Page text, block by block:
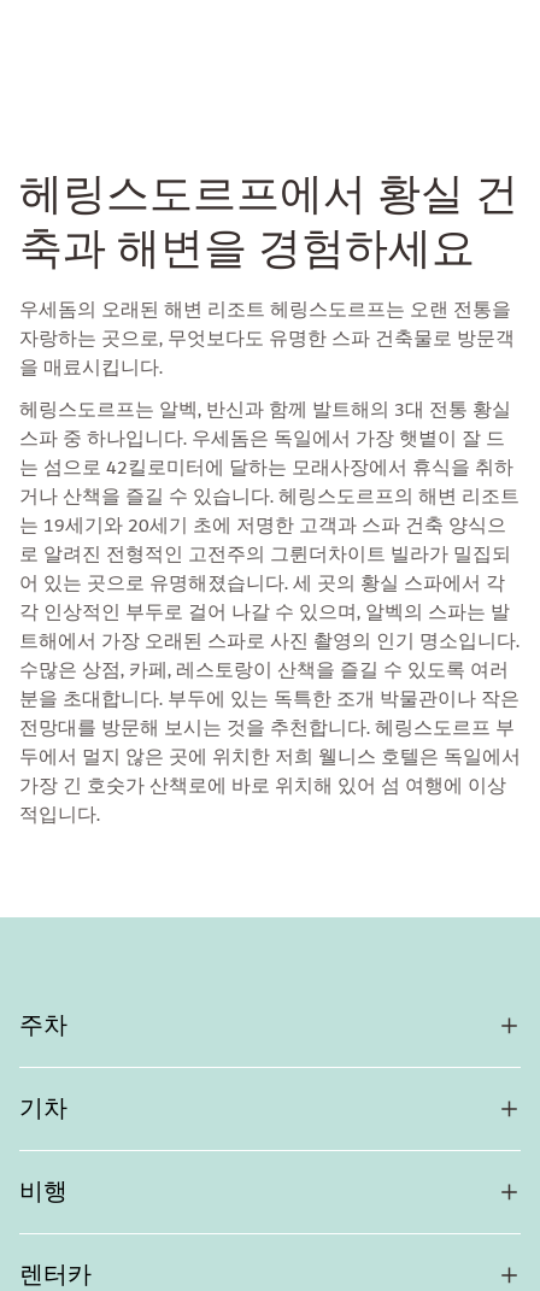
헤링스도르프에서 황실 건
축과 해변을 경험하세요
우세돔의 오래된 해변 리조트 헤링스도르프는 오랜 전통을
자랑하는 곳으로, 무엇보다도 유명한 스파 건축물로 방문객
을 매료시킵니다.
헤링스도르프는 알벡, 반신과 함께 발트해의 3대 전통 황실
스파 중 하나입니다. 우세돔은 독일에서 가장 햇볕이 잘 드
는 섬으로 42킬로미터에 달하는 모래사장에서 휴식을 취하
거나 산책을 즐길 수 있습니다. 헤링스도르프의 해변 리조트
는 19세기와 20세기 초에 저명한 고객과 스파 건축 양식으
로 알려진 전형적인 고전주의 그륀더차이트 빌라가 밀집되
어 있는 곳으로 유명해졌습니다. 세 곳의 황실 스파에서 각
각 인상적인 부두로 걸어 나갈 수 있으며, 알벡의 스파는 발
트해에서 가장 오래된 스파로 사진 촬영의 인기 명소입니다.
수많은 상점, 카페, 레스토랑이 산책을 즐길 수 있도록 여러
분을 초대합니다. 부두에 있는 독특한 조개 박물관이나 작은
전망대를 방문해 보시는 것을 추천합니다. 헤링스도르프 부
두에서 멀지 않은 곳에 위치한 저희 웰니스 호텔은 독일에서
가장 긴 호숫가 산책로에 바로 위치해 있어 섬 여행에 이상
적입니다.
주차
기차
비행
렌터카